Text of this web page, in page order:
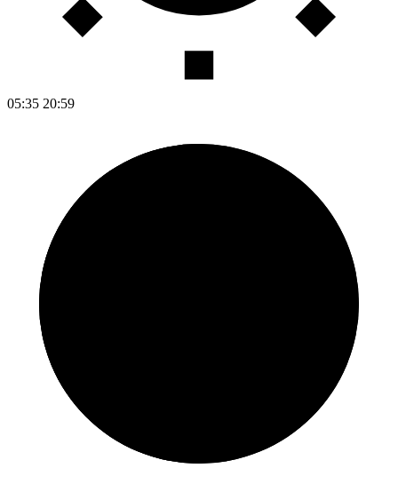
05:35 20:59